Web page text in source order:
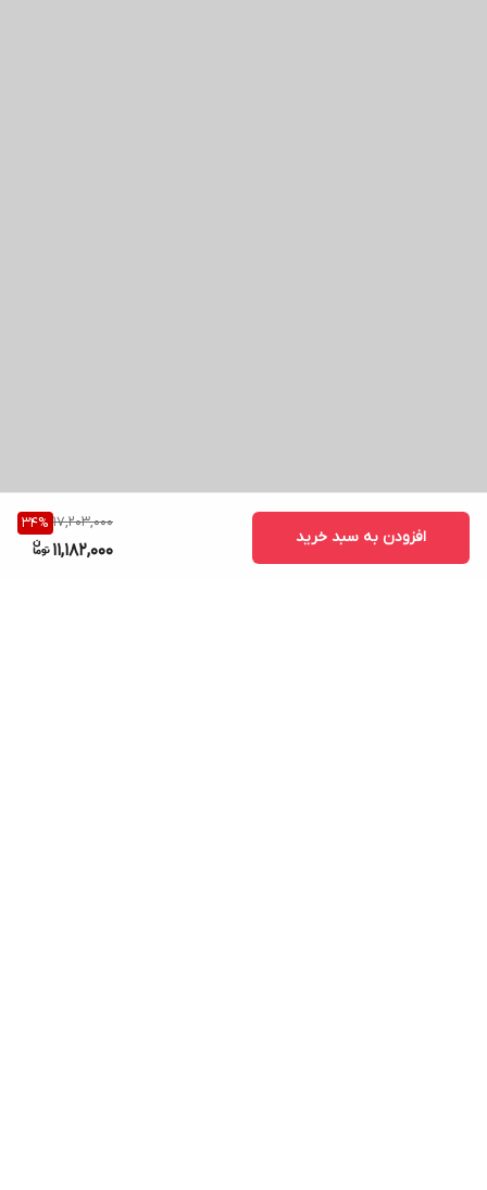
17,203,000
34%
11,182,000
افزودن به سبد خرید